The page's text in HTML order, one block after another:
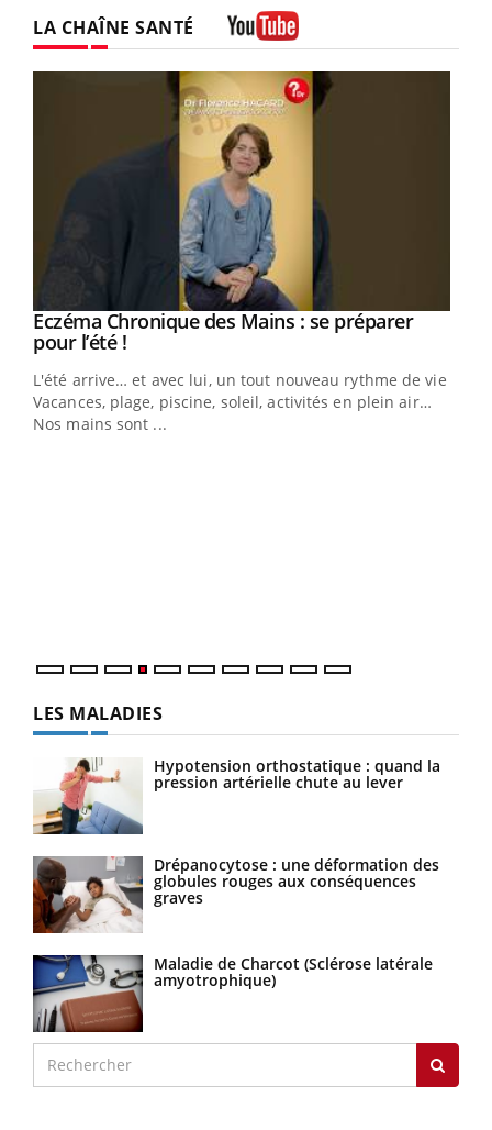
LA CHAÎNE SANTÉ
Youtube
Eczéma Chronique des Mains : se préparer
pour l’été !Youtube
L'été arrive… et avec lui, un tout nouveau rythme de vie !
Vacances, plage, piscine, soleil, activités en plein air…
Nos mains sont ...
LES MALADIES
Hypotension orthostatique : quand la
pression artérielle chute au lever
Drépanocytose : une déformation des
globules rouges aux conséquences
graves
Maladie de Charcot (Sclérose latérale
amyotrophique)